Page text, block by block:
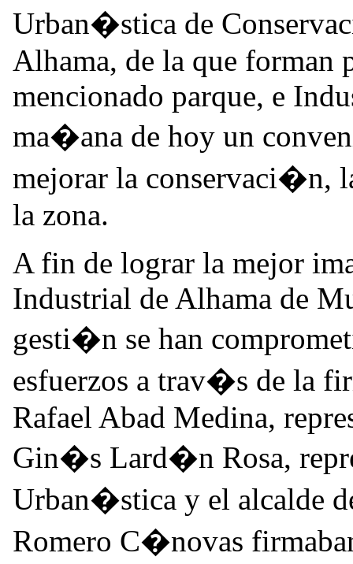
Urban�stica de
Alhama, de la que forman
mencionado parque, e
ma�ana de hoy un
mejorar la conservaci�n,
la zona.
A fin de lograr la mejor
Industrial de Alhama de
gesti�n se han
esfuerzos a trav�s de la
Rafael Abad Medina,
Gin�s Lard�n Rosa,
Urban�stica y el alcalde
Romero C�novas